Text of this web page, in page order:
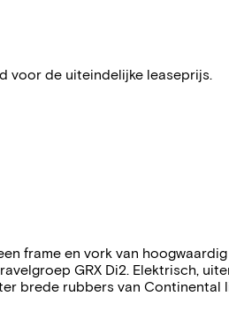
voor de uiteindelijke leaseprijs.
frame en vork van
GRX Di2. Elektrisch,
brede rubbers van